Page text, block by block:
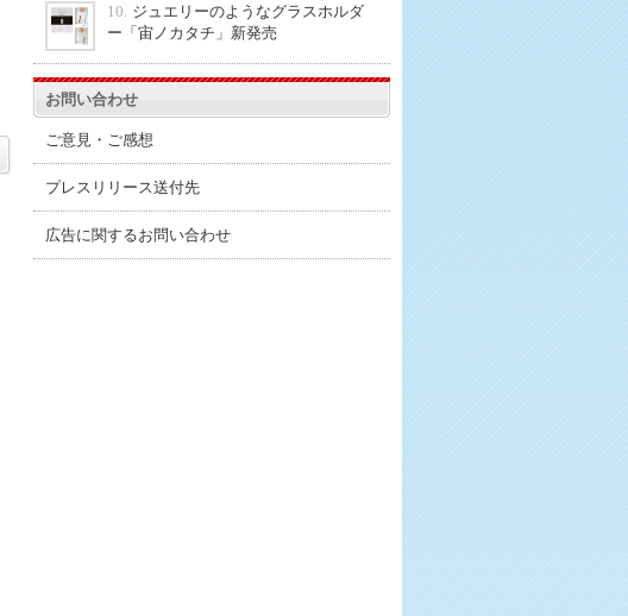
10. ジュエリーのようなグラスホルダ
ー「宙ノカタチ」新発売
お問い合わせ
ご意見・ご感想
プレスリリース送付先
広告に関するお問い合わせ